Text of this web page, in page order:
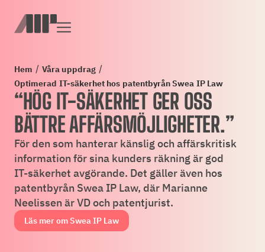
Hem / Våra uppdrag /
Optimerad IT-säkerhet hos patentbyrån Swea IP Law
“HÖG IT-SÄKERHET GER OSS
BÄTTRE AFFÄRSMÖJLIGHETER.”
För den som hanterar känslig och affärskritisk
information för sina kunders räkning är god
IT-säkerhet avgörande. Det gäller även hos
patentbyrån Swea IP Law, där Marianne
Neelissen är VD och patentjurist.
Läs mer om Swea IP Law